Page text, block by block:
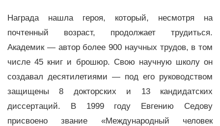
Награда нашла героя, который, несмотря на
почтенный возраст, продолжает трудиться.
Академик — автор более 900 научных трудов, в том
числе 45 книг и брошюр. Свою научную школу он
создавал десятилетиями — под его руководством
защищены 8 докторских и 13 кандидатских
диссертаций. В 1999 году Евгению Седову
присвоено звание «Международный человек